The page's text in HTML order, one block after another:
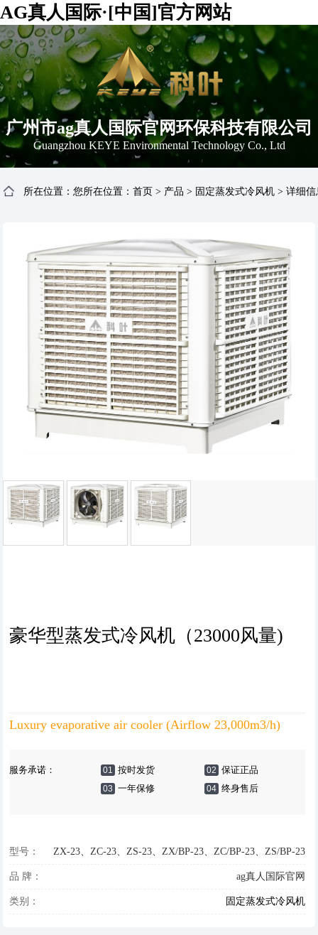
AG真人国际·[中国]官方网站
广州市ag真人国际官网环保科技有限公司
Guangzhou KEYE Environmental Technology Co., Ltd
所在位置：您所在位置：首页 > 产品 > 固定蒸发式冷风机 >详细信
豪华型蒸发式冷风机（23000风量)
Luxury evaporative air cooler (Airflow 23,000m3/h)
服务承诺： 01 按时发货 02 保证正品
03 一年保修 04 终身售后
型号： ZX-23、ZC-23、ZS-23、ZX/BP-23、ZC/BP-23、ZS/BP-23
品 牌： ag真人国际官网
类别： 固定蒸发式冷风机